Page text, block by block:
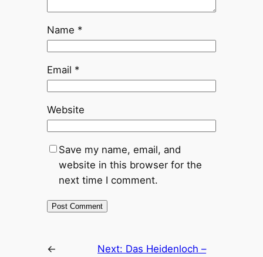
Name *
Email *
Website
Save my name, email, and
website in this browser for the
next time I comment.
←
Next: Das Heidenloch –